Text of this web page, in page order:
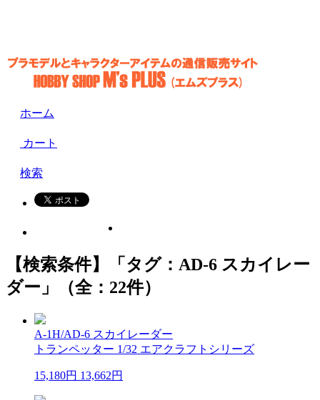
ホーム
カート
検索
【検索条件】「タグ：AD-6 スカイレー
ダー」（全：22件）
A-1H/AD-6 スカイレーダー
トランペッター 1/32 エアクラフトシリーズ
15,180円 13,662円